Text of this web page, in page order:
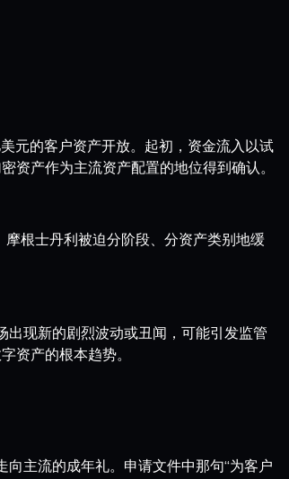
元的客户资产开放。起初，资金流入以试
资产作为主流资产配置的地位得到确认。
根士丹利被迫分阶段、分资产类别地缓
出现新的剧烈波动或丑闻，可能引发监管
资产的根本趋势。
主流的成年礼。申请文件中那句“为客户